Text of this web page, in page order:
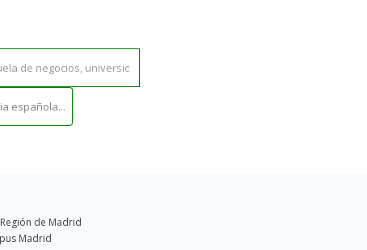
española...
de Madrid
Madrid